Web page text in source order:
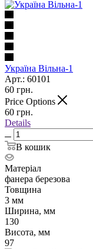
Україна Вільна-1
Арт.: 60101
60 грн.
Price Options
60 грн.
Details
В кошик
Матеріал
фанера березова
Товщина
3 мм
Ширина, мм
130
Висота, мм
97